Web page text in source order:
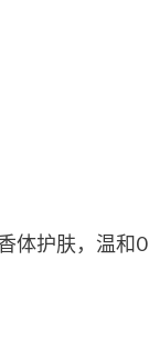
体护肤，温和0